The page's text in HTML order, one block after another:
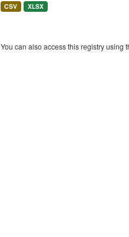
CSV XLSX
You can also access this registry using